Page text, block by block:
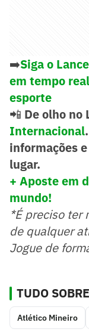
➡️Siga o
em tempo
esporte
📲 De olho no
Internacional
informações
lugar.
+ Aposte em
mundo!
*É preciso ter
de qualquer
Jogue de
TUDO SOBRE
Atlético Mineiro